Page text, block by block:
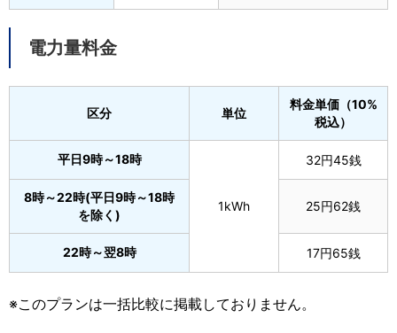
電力量料金
区分 単位
料金単価（10%
税込）
平日9時～18時
1kWh
32円45銭
8時～22時(平日9時～18時
を除く)
25円62銭
22時～翌8時 17円65銭
※このプランは一括比較に掲載しておりません。